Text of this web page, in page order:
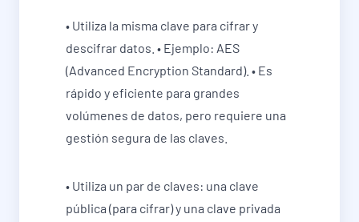
• Utiliza la misma clave para cifrar y
descifrar datos. • Ejemplo: AES
(Advanced Encryption Standard). • Es
rápido y eficiente para grandes
volúmenes de datos, pero requiere una
gestión segura de las claves.
• Utiliza un par de claves: una clave
pública (para cifrar) y una clave privada